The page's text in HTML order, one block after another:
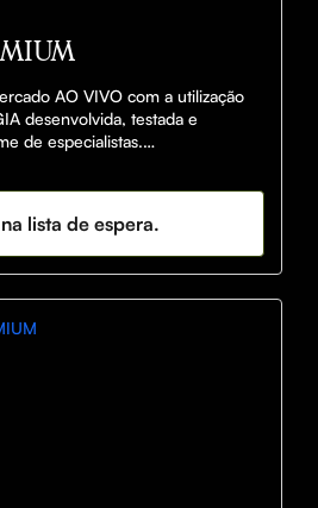
AO VIVO com a utilização
desenvolvida, testada e
de especialistas.
mais FORRADA do Brasil.
lista de espera.